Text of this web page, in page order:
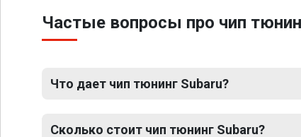
Частые вопросы про чип
Что дает чип тюнинг Subaru?
Сколько стоит чип тюнинг Subaru?